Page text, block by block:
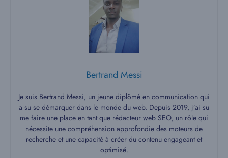
Bertrand Messi
Je suis Bertrand Messi, un jeune diplômé en communication qui
a su se démarquer dans le monde du web. Depuis 2019, j’ai su
me faire une place en tant que rédacteur web SEO, un rôle qui
nécessite une compréhension approfondie des moteurs de
recherche et une capacité à créer du contenu engageant et
optimisé.